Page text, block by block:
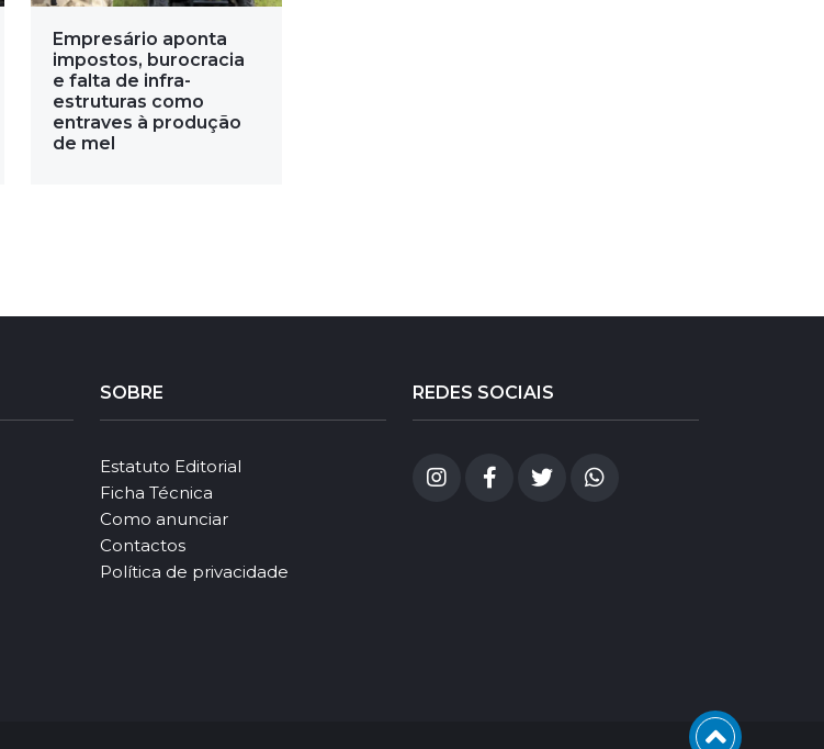
Empresário aponta
impostos, burocracia
e falta de infra-
estruturas como
entraves à produção
de mel
SOBRE
Estatuto Editorial
Ficha Técnica
Como anunciar
Contactos
Política de privacidade
REDES SOCIAIS